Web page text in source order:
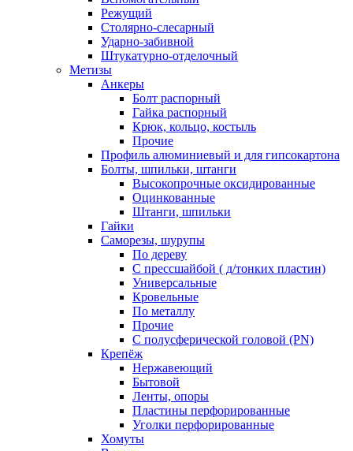
Режущий
Столярно-слесарный
Ударно-забивной
Штукатурно-отделочный
Метизы
Анкеры
Болт распорный
Гайка распорный
Крюк, кольцо, костыль
Прочие
Профиль алюминиевый и для гипсокартона
Болты, шпильки, штанги
Высокопрочные оксидированные
Оцинкованные
Штанги, шпильки
Гайки
Саморезы, шурупы
По дереву
С прессшайбой ( д/тонких пластин)
Универсальные
Кровельные
По металлу
Прочие
С полусферической головой (PN)
Крепёж
Нержавеющий
Бытовой
Ленты, опоры
Пластины перфорированные
Уголки перфорированные
Хомуты